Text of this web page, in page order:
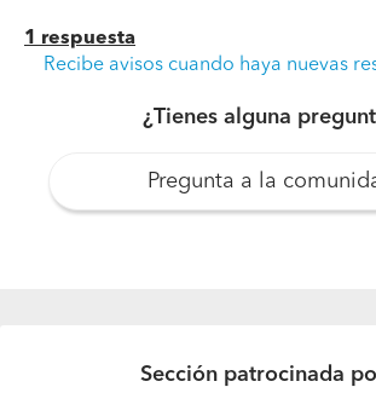
cuanto sale la obra de mano,
1 respuesta
Recibe avisos cuando haya nuevas
¿Tienes alguna
Pregunta a la
Sección patrocinada